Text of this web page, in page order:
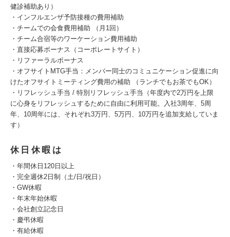
健診補助あり）
・インフルエンザ予防接種の費用補助
・チームでの会食費用補助 （月1回）
・チーム合宿等のワーケーション費用補助
・直接応募ボーナス（コーポレートサイト）
・リファーラルボーナス
・オフサイトMTG手当：メンバー同士のコミュニケーション促進に向
けたオフサイトミーティング費用の補助 （ランチでもお茶でもOK）
・リフレッシュ手当 / 特別リフレッシュ手当（年度内で2万円を上限
に心身をリフレッシュするために自由に利用可能。入社3周年、5周
年、10周年には、それぞれ3万円、5万円、10万円を追加支給していま
す）
休日休暇は
・年間休日120日以上
・完全週休2日制（土/日/祝日）
・GW休暇
・年末年始休暇
・会社創立記念日
・慶弔休暇
・有給休暇